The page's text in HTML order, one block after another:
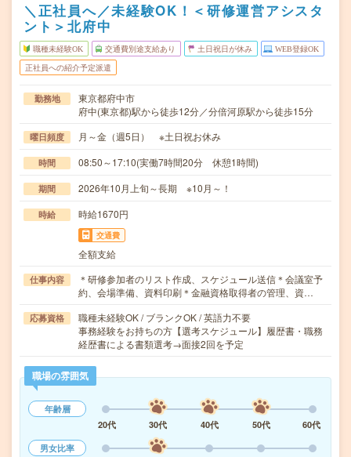
＼正社員へ／未経験OK！＜研修運営アシスタ
ント＞北府中
職種未経験OK 交通費別途支給あり 土日祝日が休み WEB登録OK
正社員への紹介予定派遣
勤務地
東京都府中市
府中(東京都)駅から徒歩12分／分倍河原駅から徒歩15分
曜日頻度 月～金（週5日） ※土日祝お休み
時間 08:50～17:10(実働7時間20分 休憩1時間)
期間 2026年10月上旬～長期 ※10月～！
時給 時給1670円
交通費
全額支給
仕事内容
＊研修参加者のリスト作成、スケジュール送信＊会議室予
約、会場準備、資料印刷＊金融資格取得者の管理、資…
応募資格
職種未経験OK / ブランクOK / 英語力不要
事務経験をお持ちの方【選考スケジュール】履歴書・職務
経歴書による書類選考→面接2回を予定
職場の雰囲気
年齢層
20代
30代 40代 50代
60代
男女比率